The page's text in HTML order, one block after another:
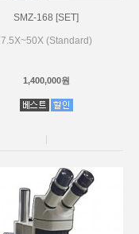
SMZ-168 [SET]
7.5X~50X (Standard)
1,400,000원